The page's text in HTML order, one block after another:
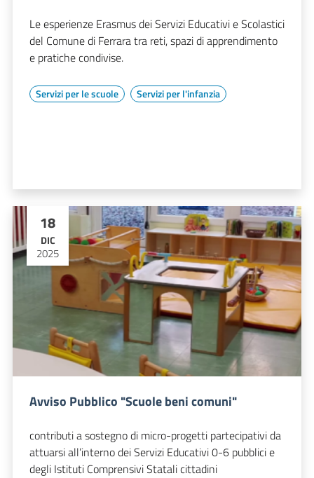
Le esperienze Erasmus dei Servizi Educativi e Scolastici
del Comune di Ferrara tra reti, spazi di apprendimento
e pratiche condivise.
Servizi per le scuole Servizi per l'infanzia
18
DIC
2025
Avviso Pubblico "Scuole beni comuni"
contributi a sostegno di micro-progetti partecipativi da
attuarsi all’interno dei Servizi Educativi 0-6 pubblici e
degli Istituti Comprensivi Statali cittadini